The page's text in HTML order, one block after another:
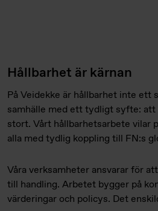
Hållbarhet är kärnan
På Veidekke är hållbarhet inte ett
samhälle med ett tydligt syfte: att
stort. Vårt hållbarhetsarbete vilar
alla med tydlig koppling till FN:s
Våra verksamheter ansvarar för
till handling. Arbetet bygger på
värderingar och policys. Det